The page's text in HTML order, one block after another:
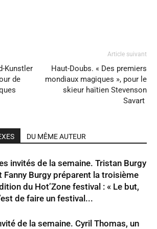
Kunstler
de
Article suivant
Haut-Doubs. « Des premiers
mondiaux magiques », pour le
skieur haïtien Stevenson
Savart
DU MÊME AUTEUR
invités de la semaine. Tristan Burgy
Fanny Burgy préparent la troisième
du Hot’Zone festival : « Le but,
de faire un festival...
de la semaine. Cyril Thomas, un